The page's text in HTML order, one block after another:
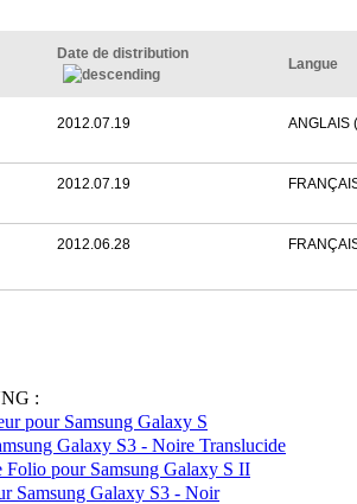
Date de distribution
Langue
2012.07.19 ANGLAIS
2012.07.19
2012.06.28
:
pour Samsung Galaxy S
Galaxy S3 - Noire Translucide
pour Samsung Galaxy S II
Samsung Galaxy S3 - Noir